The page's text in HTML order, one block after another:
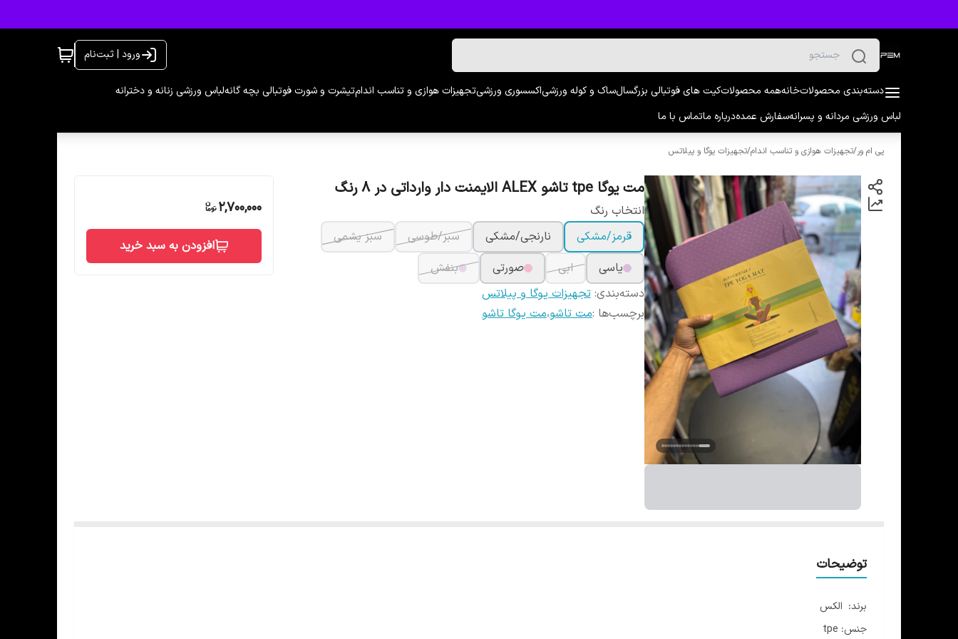
ورود | ثبت‌نام
دسته‌بندی محصولاتخانههمه محصولاتکیت های فوتبالی بزرگسالساک و کوله ورزشیاکسسوری ورزشیتجهیزات هوازی و تناسب اندامتیشرت و شورت فوتبالی بچه گانهلباس ورزشی زنانه و دخترانه
لباس ورزشی مردانه و پسرانهسفارش عمدهدرباره ماتماس با ما
پی ام ور/تجهیزات هوازی و تناسب اندام/تجهیزات یوگا و پیلاتس
مت یوگا tpe تاشو ALEX الایمنت دار وارداتی در 8 رنگ
انتخاب رنگ
قرمز/مشکی
نارنجی/مشکی سبز/طوسی
سبز یشمی
یاسی
ابی صورتی
بنفش
دسته‌بندی: تجهیزات یوگا و پیلاتس
برچسب‌ها :مت تاشو،مت یوگا تاشو
2,700,000
افزودن به سبد خرید
توضیحات
برند: الکس
جنس: tpe